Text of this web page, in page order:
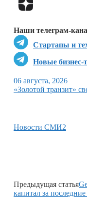
Наши телеграм-
Стартапы и
Новые бизнес-
06 августа, 2026
«Золотой транзит»
Новости СМИ2
Предыдущая статья
капитал за последние